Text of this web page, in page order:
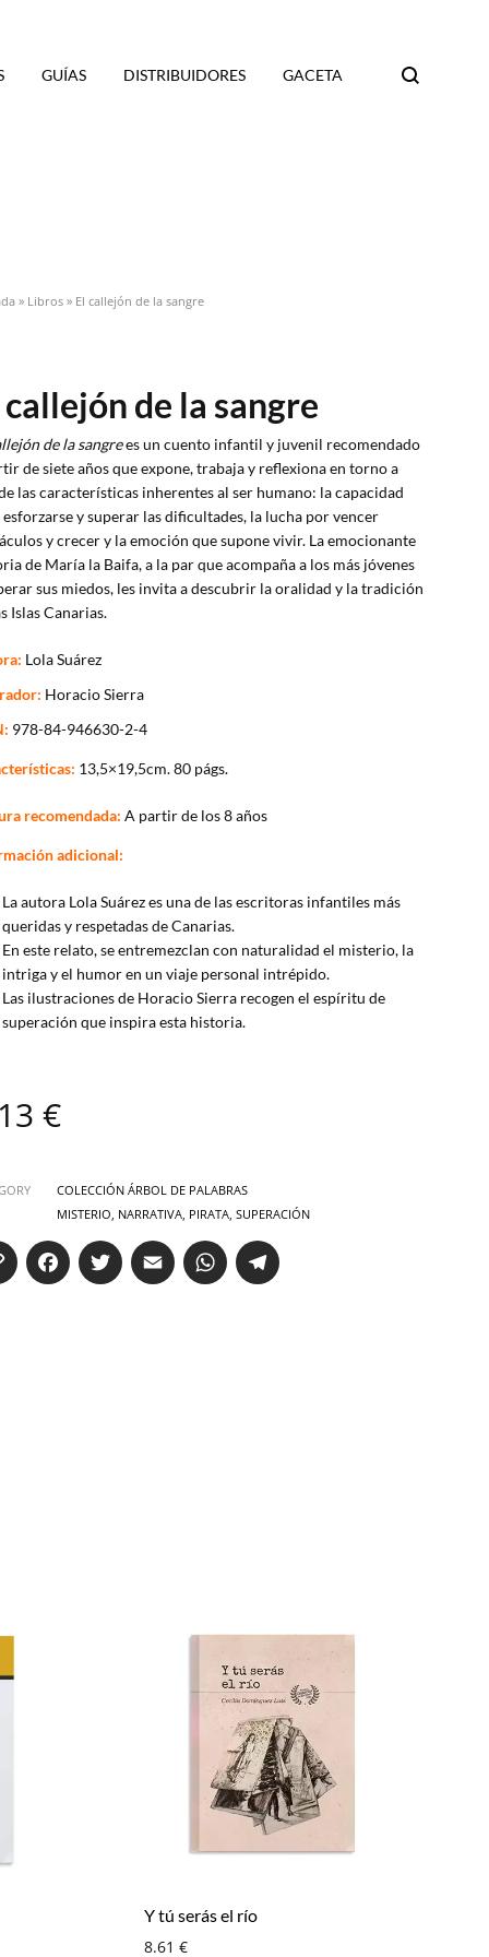
GUÍAS DISTRIBUIDORES GACETA Search
» Libros» El callejón de la sangre
callejón de la sangre
de la sangrees un cuento infantil y juvenil recomendado
de siete años que expone, trabaja y reflexiona en torno a
las características inherentes al ser humano: la capacidad
esforzarse y superar las dificultades, la lucha por vencer
y crecer y la emoción que supone vivir. La emocionante
de María la Baifa, a la par que acompaña a los más jóvenes
sus miedos, les invita a descubrir la oralidad y la tradición
Islas Canarias.
Lola Suárez
Horacio Sierra
978-84-946630-2-4
13,5×19,5cm. 80 págs.
recomendada: A partir de los 8 años
adicional:
La autora Lola Suárez es una de las escritoras infantiles más
queridas y respetadas de Canarias.
En este relato, se entremezclan con naturalidad el misterio, la
intriga y el humor en un viaje personal intrépido.
Las ilustraciones de Horacio Sierra recogen el espíritu de
superación que inspira esta historia.
€
COLECCIÓN ÁRBOL DE PALABRAS
MISTERIO, NARRATIVA, PIRATA, SUPERACIÓN
Co
py
Fa
ce
T
wi
E
m
W
ha
Te
Y tú serás el río
8.61 €